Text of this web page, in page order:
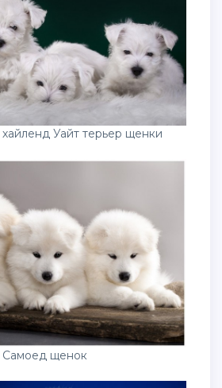
Уайт терьер щенки
Самоед щенок